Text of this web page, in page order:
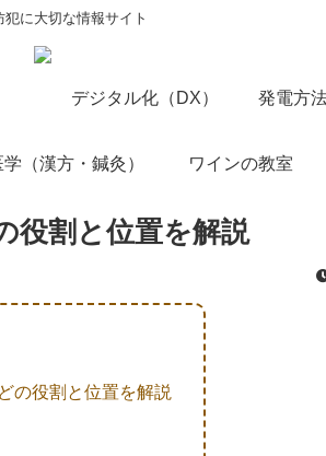
犯に大切な情報サイト
デジタル化（DX） 発電方
（漢方・鍼灸） ワインの教室
役割と位置を解説
の役割と位置を解説